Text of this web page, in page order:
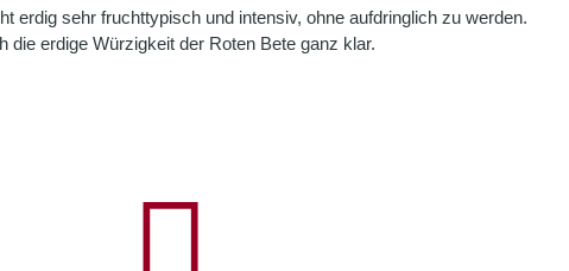
erdig sehr fruchttypisch und intensiv, ohne aufdringlich zu werden.
die erdige Würzigkeit der Roten Bete ganz klar.